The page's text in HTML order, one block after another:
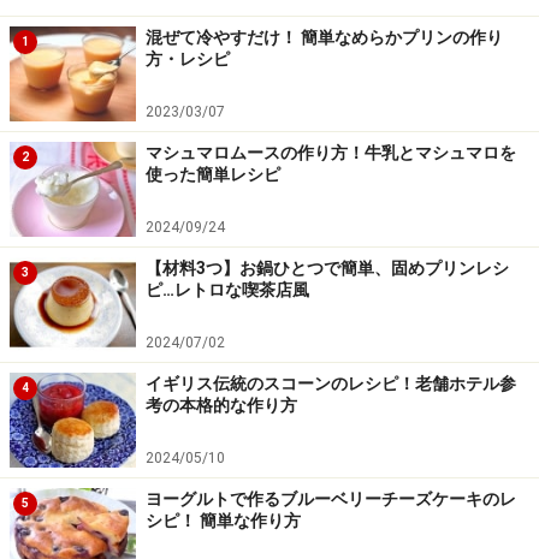
す。
1
混ぜて冷やすだけ！ 簡単なめらかプリンの作り
方・レシピ
2023/03/07
2
マシュマロムースの作り方！牛乳とマシュマロを
使った簡単レシピ
2024/09/24
3
【材料3つ】お鍋ひとつで簡単、固めプリンレシ
ピ…レトロな喫茶店風
2024/07/02
4
イギリス伝統のスコーンのレシピ！老舗ホテル参
考の本格的な作り方
2024/05/10
5
ヨーグルトで作るブルーベリーチーズケーキのレ
シピ！ 簡単な作り方